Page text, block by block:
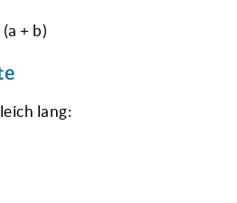
+ b)
lang: